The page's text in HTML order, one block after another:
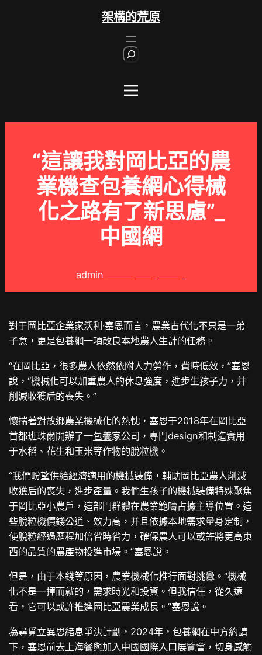
架構的荒原
“這讓我對岡比亞的農
業機查包養網心得械
化之路有了新思慮”_
中國網
admin
對于岡比亞企業家沃利·塞恩而言，農業古代化不只是一弟
子意，更是包養網一項改良本地農人生計的任務。
“在岡比亞，很多農人依然依附人力勞作，費時低效，”塞恩
說，“機械化可以加重農人的休息強度，進步生孩子力，并
削減收獲后的喪失。”
懷揣著對故鄉農業機械化的熱忱，塞恩于2018年在岡比亞
首都班珠爾開辦了一包養家公司，專門design和制造實用
于水稻、花生和玉米等作物的脫粒機。
“我們盼望供給經濟適用的機械裝備，輔助岡比亞農人削減
收獲后的喪失，進步產量。我們生孩子的機械裝備特殊聚焦
于岡比亞小農戶，這部門群體在農業範疇占據主導位置。這
些脫粒機價錢公道、效力高，并且依據本地需求量身定制，
使脫粒經過歷程加倍省時省力，確保農人可以或許將更高東
西的品質的農產物投進市場。”塞恩說。
但是，由于本錢等原因，農業機械化推行面對挑釁。“機械
化不是一揮而就的，需求時光和投資。但我信任，從久遠
看，它可以或許推進岡比亞農業成長。”塞恩說。
為尋覓立異思緒息爭決計劃，2024年，包養網在中方約請
下，塞恩前去上海餐與加入中國國際入口展覽會，切身感觸